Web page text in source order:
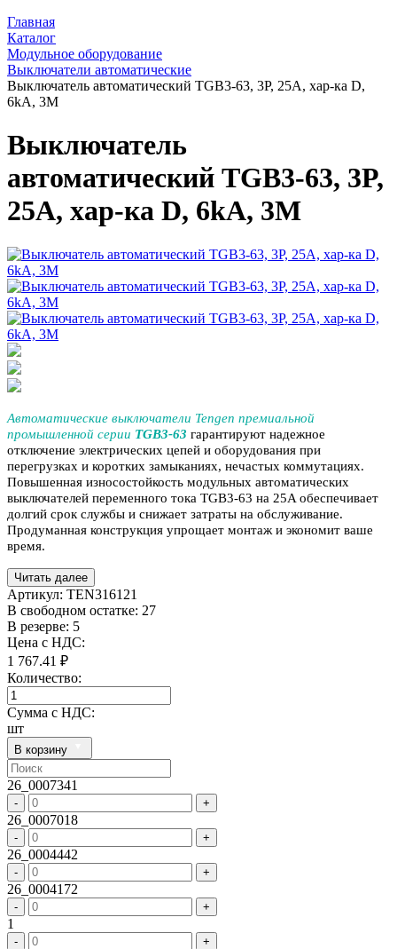
Главная
Каталог
Модульное оборудование
Выключатели автоматические
Выключатель автоматический TGB3-63, 3P, 25A, хар-ка D,
6kA, 3M
Выключатель
автоматический TGB3-63, 3P,
25A, хар-ка D, 6kA, 3M
Автоматические выключатели Tengen премиальной
промышленной серии TGB3-63 гарантируют надежное
отключение электрических цепей и оборудования при
перегрузках и коротких замыканиях, нечастых коммутациях.
Повышенная износостойкость модульных автоматических
выключателей переменного тока TGB3-63 на 25A обеспечивает
долгий срок службы и снижает затраты на обслуживание.
Продуманная конструкция упрощает монтаж и экономит ваше
время.
Читать далее
Артикул: TEN316121
В свободном остатке: 27
В резерве: 5
Цена с НДС:
1 767.41 ₽
Количество:
Сумма с НДС:
шт
В корзину
26_0007341
- +
26_0007018
- +
26_0004442
- +
26_0004172
- +
1
- +